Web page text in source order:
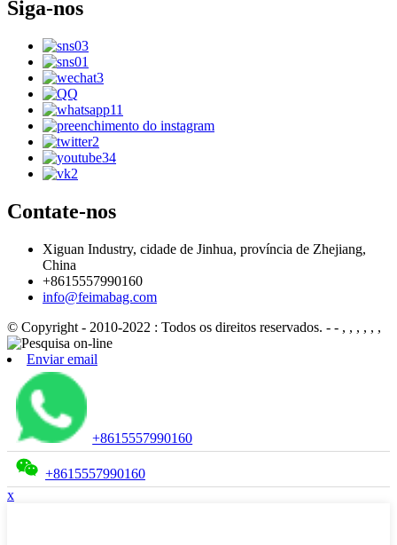
Siga-nos
Contate-nos
Xiguan Industry, cidade de Jinhua, província de Zhejiang,
China
+8615557990160
info@feimabag.com
© Copyright - 2010-2022 : Todos os direitos reservados. - - , , , , , ,
Enviar email
+8615557990160
+8615557990160
x